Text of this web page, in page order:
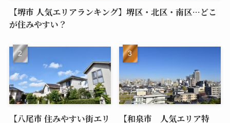
【堺市 人気エリアランキング】堺区・北区・南区…どこ
が住みやすい？
【八尾市 住みやすい街エリ 【和泉市 人気エリア特